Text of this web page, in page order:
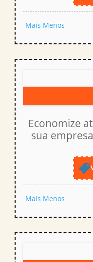
Mais Menos
Economize
sua
Mais Menos